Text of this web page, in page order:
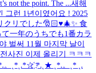
not the point. The ...새해
그런 1년이였어요 ! 2025
クリでした🎅🏻♥️🎄✨ 食
一年のうちでも1番カラ
벌써 11월 마지막 날이
사진 이제 올리기 ㅋㅋㅋ
˛*˛.*☆҉ *.˛★ ˛*.。˛* ˛.